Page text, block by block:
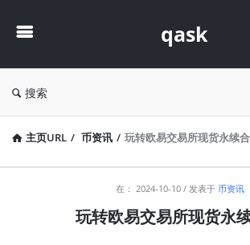
qask
搜索
主页URL / 币资讯 / 玩转欧易交易所现货永续
在： 2024-10-10 发表于 币资讯
玩转欧易交易所现货永